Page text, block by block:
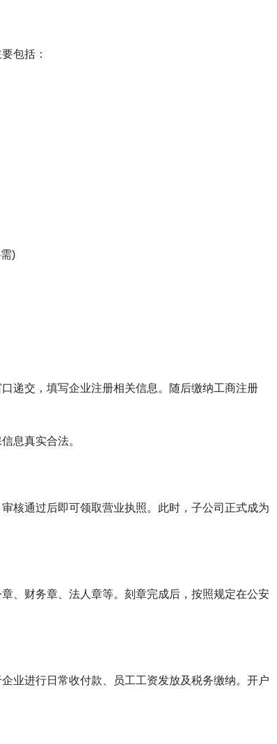
包括：
)
递交，填写企业注册相关信息。随后缴纳工商注册
息真实合法。
核通过后即可领取营业执照。此时，子公司正式成为
、财务章、法人章等。刻章完成后，按照规定在公安
业进行日常收付款、员工工资发放及税务缴纳。开户